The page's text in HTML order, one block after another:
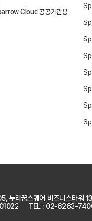
Cloud 공공기관용
누리꿈스퀘어 비즈니스타워
TEL : 02-6263-